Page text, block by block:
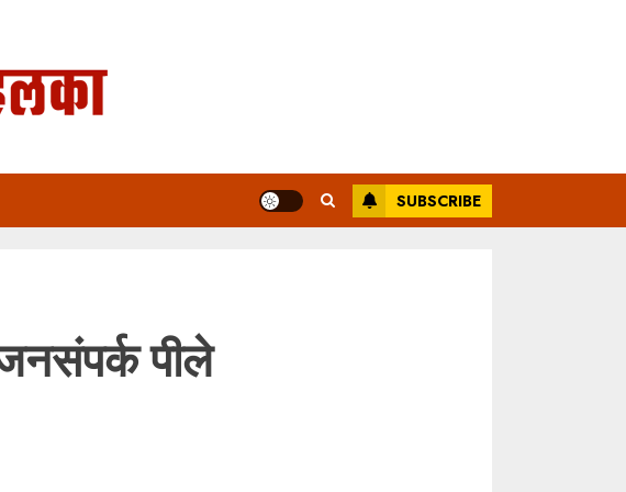
SUBSCRIBE
पीले